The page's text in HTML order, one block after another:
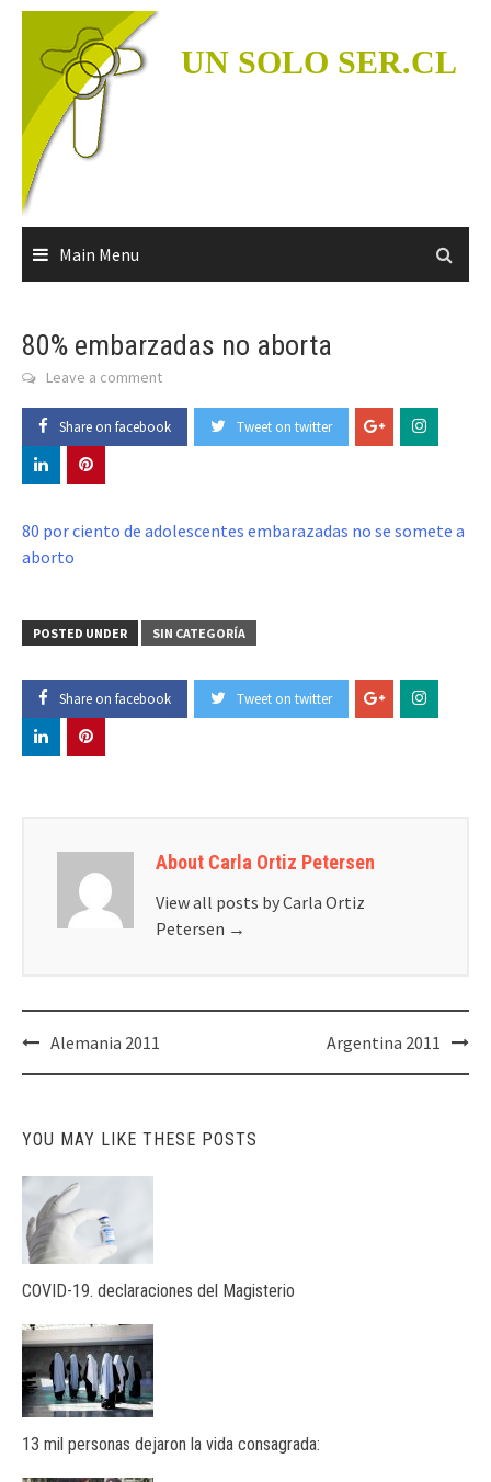
Skip
content
UN SOLO SER.CL
Main Menu
80% embarzadas no aborta
Leave a comment
Share on facebook Tweet on twitter
80 por ciento de adolescentes embarazadas no se somete a
aborto
POSTED UNDER SIN CATEGORÍA
Share on facebook Tweet on twitter
About Carla Ortiz Petersen
View all posts by Carla Ortiz
Petersen →
Post
navigation
Alemania 2011 Argentina 2011
YOU MAY LIKE THESE POSTS
COVID-19. declaraciones del Magisterio
13 mil personas dejaron la vida consagrada: